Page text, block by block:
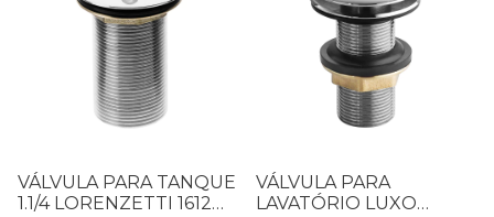
VÁLVULA PARA TANQUE
1.1/4 LORENZETTI 1612
VÁLVULA PARA
LAVATÓRIO LUXO